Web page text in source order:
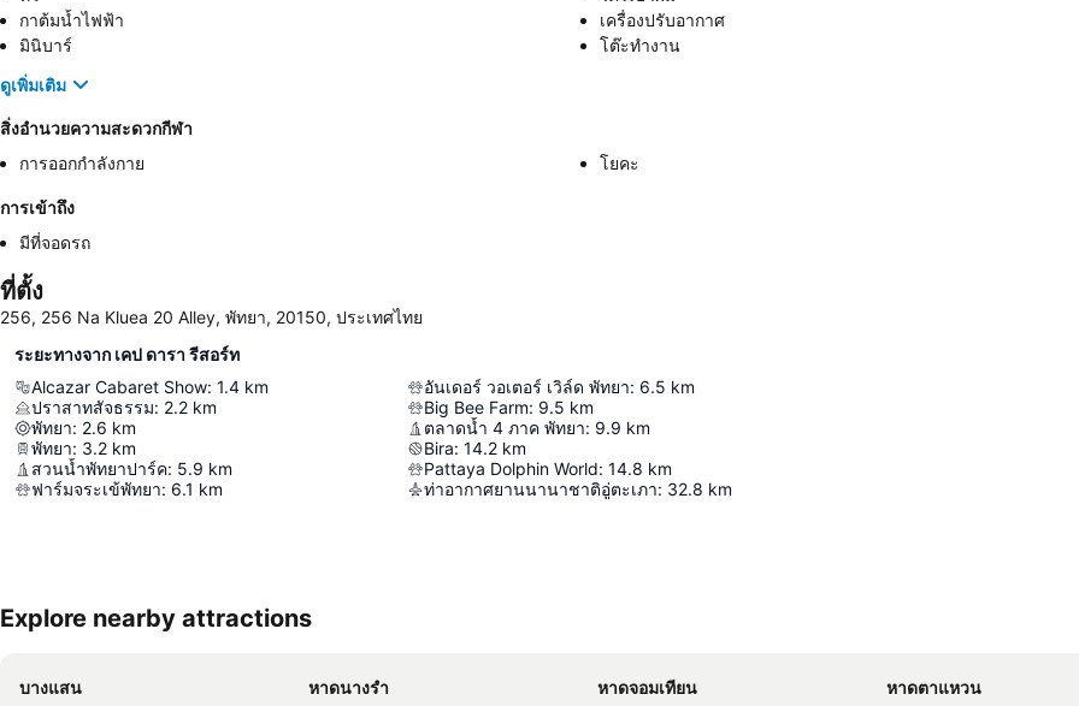
กาต้มน้ำไฟฟ้า
เครื่องปรับอากาศ
มินิบาร์
โต๊ะทำงาน
ดูเพิ่มเติม
สิ่งอำนวยความสะดวกกีฬา
การออกกำลังกาย
โยคะ
การเข้าถึง
มีที่จอดรถ
ที่ตั้ง
256, 256 Na Kluea 20 Alley, พัทยา, 20150, ประเทศไทย
ระยะทางจาก เคป ดารา รีสอร์ท
Alcazar Cabaret Show: 1.4 km
ปราสาทสัจธรรม: 2.2 km
พัทยา: 2.6 km
พัทยา: 3.2 km
สวนน้ำพัทยาปาร์ค: 5.9 km
ฟาร์มจระเข้พัทยา: 6.1 km
อันเดอร์ วอเตอร์ เวิล์ด พัทยา: 6.5 km
Big Bee Farm: 9.5 km
ตลาดน้ำ 4 ภาค พัทยา: 9.9 km
Bira: 14.2 km
Pattaya Dolphin World: 14.8 km
ท่าอากาศยานนานาชาติอู่ตะเภา: 32.8 km
Explore nearby attractions
บางแสน หาดนางรำ หาดจอมเทียน
หาดตาแหวน